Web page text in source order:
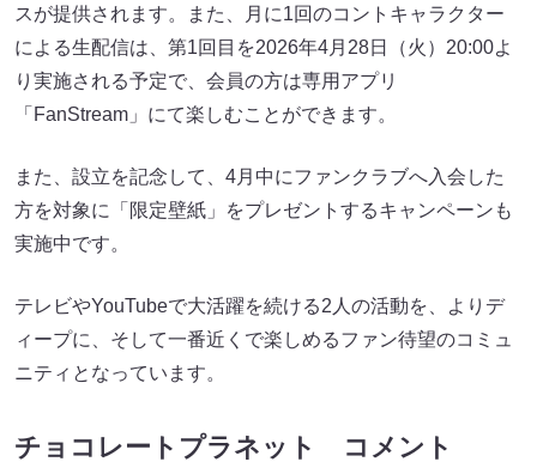
スが提供されます。また、月に1回のコントキャラクター
による生配信は、第1回目を2026年4月28日（火）20:00よ
り実施される予定で、会員の方は専用アプリ
「FanStream」にて楽しむことができます。
また、設立を記念して、4月中にファンクラブへ入会した
方を対象に「限定壁紙」をプレゼントするキャンペーンも
実施中です。
テレビやYouTubeで大活躍を続ける2人の活動を、よりデ
ィープに、そして一番近くで楽しめるファン待望のコミュ
ニティとなっています。
チョコレートプラネット コメント